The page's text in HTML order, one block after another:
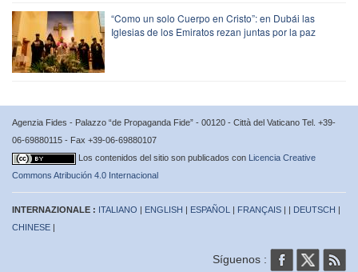
“Como un solo Cuerpo en Cristo”: en Dubái las
Iglesias de los Emiratos rezan juntas por la paz
Agenzia Fides - Palazzo “de Propaganda Fide” - 00120 - Città del Vaticano Tel. +39-
06-69880115 - Fax +39-06-69880107
Los contenidos del sitio son publicados con Licencia Creative
Commons Atribución 4.0 Internacional
INTERNAZIONALE : ITALIANO | ENGLISH | ESPAÑOL | FRANÇAIS | | DEUTSCH |
CHINESE |
Síguenos :